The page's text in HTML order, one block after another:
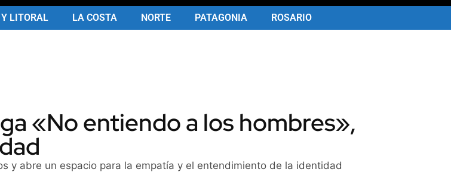
Y LITORAL LA COSTA NORTE PATAGONIA ROSARIO
«No entiendo a los hombres»,
y abre un espacio para la empatía y el entendimiento de la identidad